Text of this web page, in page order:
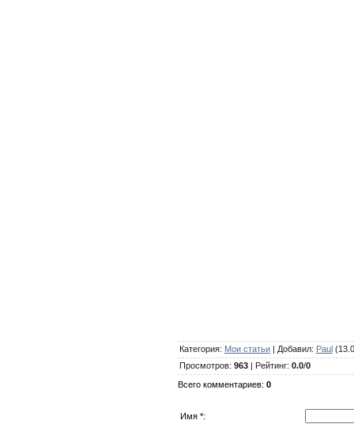
Категория: Мои статьи| Добавил: Paul
Просмотров: 963| Рейтинг: 0.0/0
Всего комментариев: 0
Имя *: